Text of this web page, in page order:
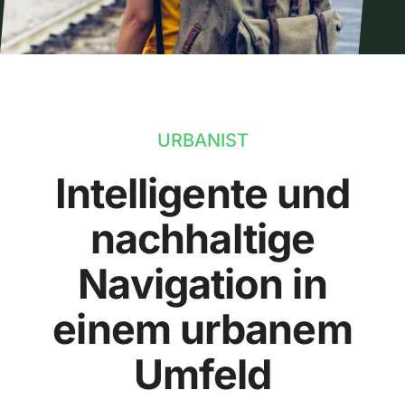
URBANIST
Intelligente und
nachhaltige
Navigation in
einem urbanem
Umfeld